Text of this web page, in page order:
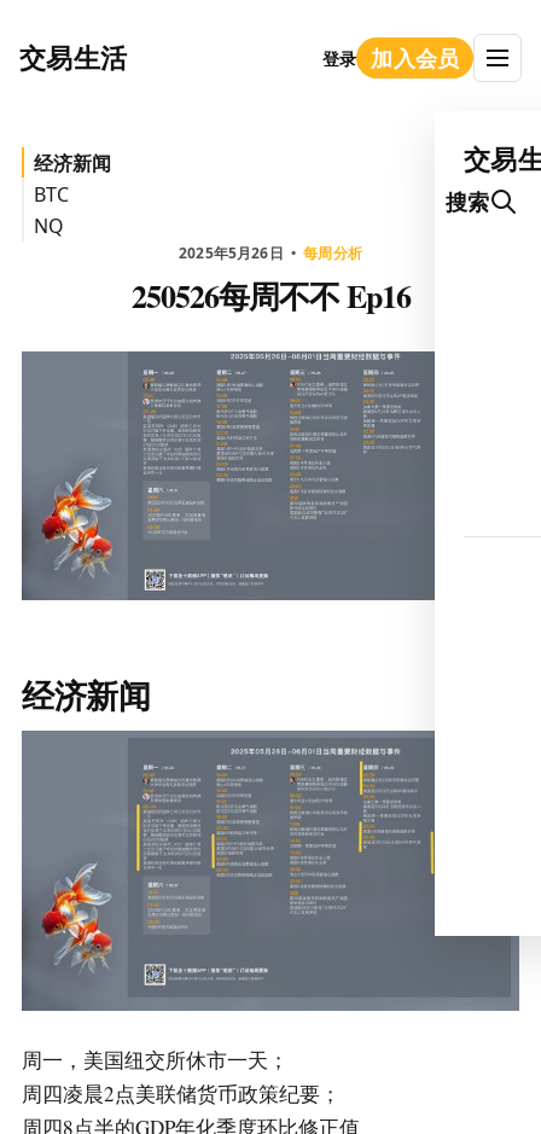
交易生活 登录 加入会员
交易
搜索
经济新闻
BTC
NQ
2025年5月26日 每周分析
250526每周不不 Ep16
经济新闻
周一，美国纽交所休市一天；
周四凌晨2点美联储货币政策纪要；
周四8点半的GDP年化季度环比修正值